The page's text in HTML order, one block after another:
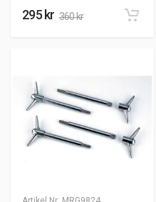
295 kr 360kr